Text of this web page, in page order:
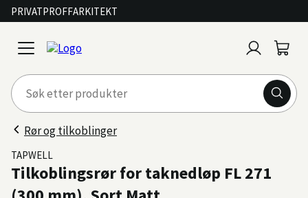
PRIVATPROFFARKITEKT
open
menu
inn
Rør og tilkoblinger
TAPWELL
Tilkoblingsrør for taknedløp FL 271